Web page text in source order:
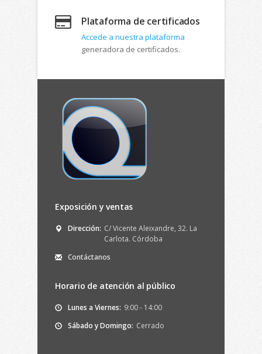
Plataforma de certificados
Accede a nuestra plataforma
generadora de certificados.
Exposición y ventas
Dirección: C/ Vicente Aleixandre, 32. La
Carlota. Córdoba
Contáctanos
Horario de atención al público
Lunes a Viernes: 9:00 - 14:00
Sábado y Domingo: Cerrado